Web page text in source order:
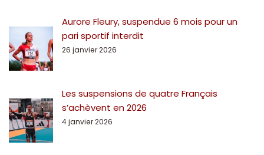
Aurore Fleury, suspendue 6 mois pour un
pari sportif interdit
26 janvier 2026
Les suspensions de quatre Français
s’achèvent en 2026
4 janvier 2026